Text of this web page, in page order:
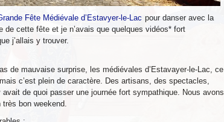
Fête Médiévale d’Estavyer-le-Lac pour danser avec la
de cette fête et je n’avais que quelques vidéos* fort
j’allais y trouver.
de mauvaise surprise, les médiévales d’Estavayer-le-Lac, ce
c’est plein de caractère. Des artisans, des spectacles,
de quoi passer une journée fort sympathique. Nous avons
bon weekend.